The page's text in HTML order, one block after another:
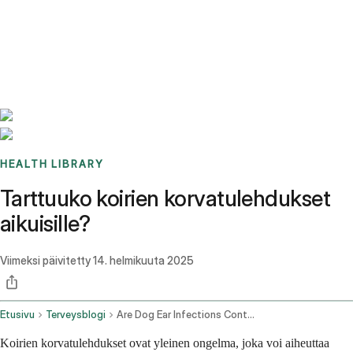
HEALTH LIBRARY
Tarttuuko koirien korvatulehdukset
aikuisille?
Viimeksi päivitetty14. helmikuuta 2025
Etusivu Terveysblogi Are Dog Ear Infections Contagious In Adults
Koirien korvatulehdukset ovat yleinen ongelma, joka voi aiheuttaa